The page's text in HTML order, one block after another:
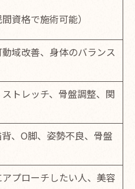
資格で施術可能）
域改善、身体のバランス
トレッチ、骨盤調整、関
、O脚、姿勢不良、骨盤
プローチしたい人、美容